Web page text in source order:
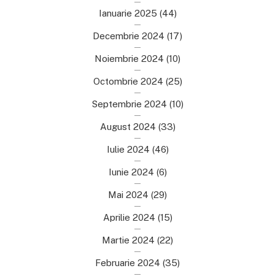
Ianuarie 2025 (44)
Decembrie 2024 (17)
Noiembrie 2024 (10)
Octombrie 2024 (25)
Septembrie 2024 (10)
August 2024 (33)
Iulie 2024 (46)
Iunie 2024 (6)
Mai 2024 (29)
Aprilie 2024 (15)
Martie 2024 (22)
Februarie 2024 (35)